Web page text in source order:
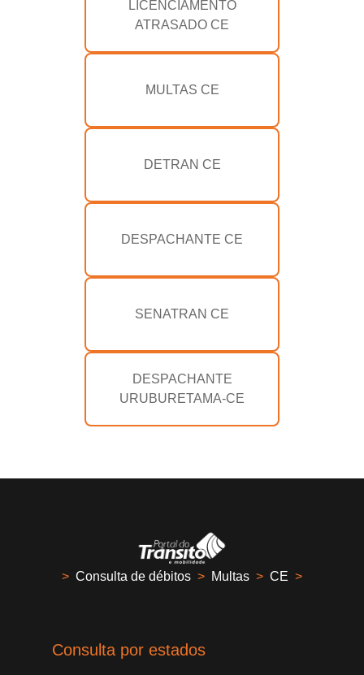
LICENCIAMENTO
ATRASADO CE
MULTAS CE
DETRAN CE
DESPACHANTE CE
SENATRAN CE
DESPACHANTE
URUBURETAMA-CE
> Consulta de débitos > Multas > CE >
Consulta por estados